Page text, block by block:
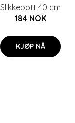
Slikkepott 40 cm
184 NOK
KJØP NÅ